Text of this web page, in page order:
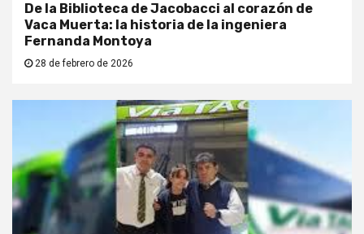
De la Biblioteca de Jacobacci al corazón de
Vaca Muerta: la historia de la ingeniera
Fernanda Montoya
28 de febrero de 2026